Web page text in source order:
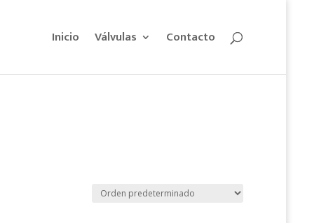
Inicio Válvulas Contacto